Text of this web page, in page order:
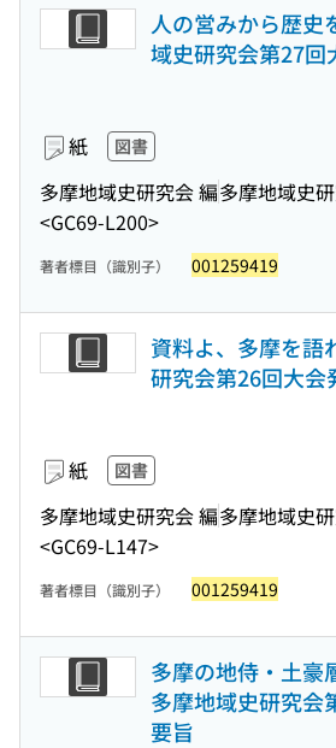
人の営みから歴史
域史研究会第27回
紙 図書
多摩地域史研究会 編多摩地域史
<GC69-L200>
著者標目（識別子） 001259419
資料よ、多摩を語
研究会第26回大会
紙 図書
多摩地域史研究会 編多摩地域史
<GC69-L147>
著者標目（識別子） 001259419
多摩の地侍・土豪
多摩地域史研究会
要旨